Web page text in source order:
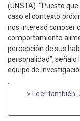
(UNSTA). “Puesto
caso el contexto
nos interesó conocer
comportamiento
percepción de sus
personalidad”, señalo
equipo de
> Leer también: